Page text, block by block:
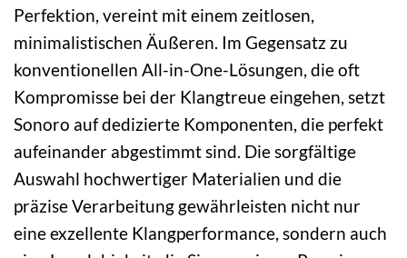
Perfektion, vereint mit einem zeitlosen,
minimalistischen Äußeren. Im Gegensatz zu
konventionellen All-in-One-Lösungen, die oft
Kompromisse bei der Klangtreue eingehen, setzt
Sonoro auf dedizierte Komponenten, die perfekt
aufeinander abgestimmt sind. Die sorgfältige
Auswahl hochwertiger Materialien und die
präzise Verarbeitung gewährleisten nicht nur
eine exzellente Klangperformance, sondern auch